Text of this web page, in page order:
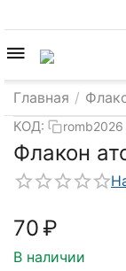
Главная /
КОД: romb2026
Флакон
‍70‍₽
В наличии